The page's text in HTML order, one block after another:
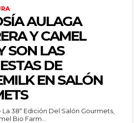
AULAGA
Y CAMEL
SON LAS
DE
EN SALÓN
La 38ª Edición Del Salón Gourmets,
Bio Farm...